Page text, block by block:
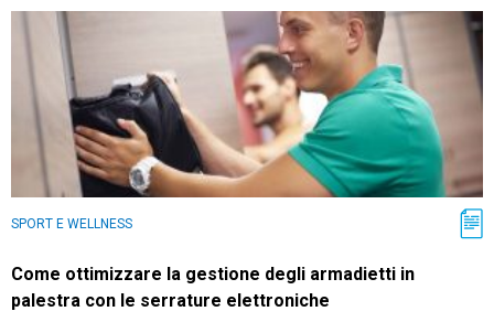
SPORT E WELLNESS
Come ottimizzare la gestione degli armadietti in
palestra con le serrature elettroniche